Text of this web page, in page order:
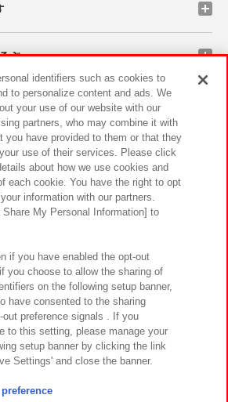
ぶ
ーン
サステナビリティ サイトポリシー
ウェブアクセシビリティ方針と検証結果
ともに
対応方針 よくあるご質問・お問い合わせ
Namco Amusement Inc.
Namco Amusement Lab Inc.
identifiers such as cookies to
to personalize content and ads. We
your use of our website with our
partners, who may combine it with
you have provided to them or that they
use of their services. Please click
about how we use cookies and
each cookie. You have the right to opt
information with our partners.
My Personal Information] to
if you have enabled the opt-out
you choose to allow the sharing of
on the following setup banner,
have consented to the sharing
out preference signals . If you
to this setting, please manage your
setup banner by clicking the link
Settings' and close the banner.